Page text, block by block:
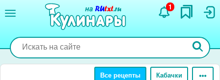
содержанию
1
Все рецепты Кабачки